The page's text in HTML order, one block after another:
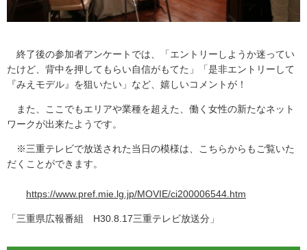
終了後の参加者アンケートでは、「エントリーしようか迷ってい
たけど、背中を押してもらい自信がもてた」「是非エントリーして
『みえモデル』を狙いたい」など、嬉しいコメントが！
また、ここでもエリアや業種を超えた、働く女性の新たなネット
ワークが出来たようです。
※三重テレビで放送された当日の模様は、こちらからもご覧いた
だくことができます。
https://www.pref.mie.lg.jp/MOVIE/ci200006544.htm
「三重県広報番組 H30.8.17三重テレビ放送分」